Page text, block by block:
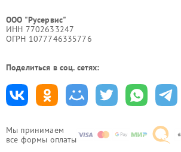
Мы принимаем
все формы оплаты
ООО "Русервис"
ИНН 7702633247
ОГРН 1077746335776
Поделиться в соц. сетях: